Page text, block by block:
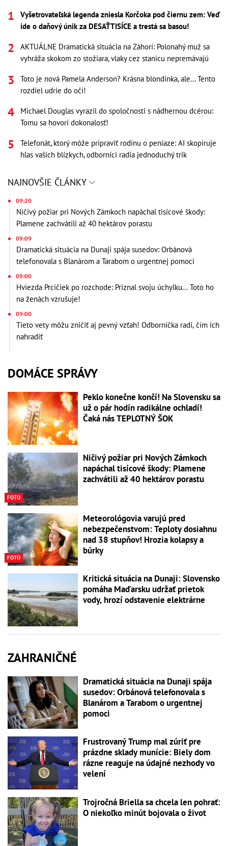
Vyšetrovateľská legenda zniesla Korčoka pod čiernu zem: Veď
ide o daňový únik za DESAŤTISÍCE a trestá sa basou!
AKTUÁLNE Dramatická situácia na Záhorí: Polonahý muž sa
vyhráža skokom zo stožiara, vlaky cez stanicu nepremávajú
Toto je nová Pamela Anderson? Krásna blondínka, ale... Tento
rozdiel udrie do očí!
Michael Douglas vyrazil do spoločnosti s nádhernou dcérou:
Tomu sa hovorí dokonalosť!
Telefonát, ktorý môže pripraviť rodinu o peniaze: AI skopíruje
hlas vašich blízkych, odborníci radia jednoduchý trik
NAJNOVŠIE ČLÁNKY
09:20
Ničivý požiar pri Nových Zámkoch napáchal tisícové škody:
Plamene zachvátili až 40 hektárov porastu
09:09
Dramatická situácia na Dunaji spája susedov: Orbánová
telefonovala s Blanárom a Tarabom o urgentnej pomoci
09:00
Hviezda Prcičiek po rozchode: Priznal svoju úchylku... Toto ho
na ženách vzrušuje!
09:00
Tieto vety môžu zničiť aj pevný vzťah! Odborníčka radí, čím ich
nahradiť
DOMÁCE SPRÁVY
Peklo konečne končí! Na Slovensku sa
už o pár hodín radikálne ochladí!
Čaká nás TEPLOTNÝ ŠOK
FOTO
Ničivý požiar pri Nových Zámkoch
napáchal tisícové škody: Plamene
zachvátili až 40 hektárov porastu
FOTO
Meteorológovia varujú pred
nebezpečenstvom: Teploty dosiahnu
nad 38 stupňov! Hrozia kolapsy a
búrky
Kritická situácia na Dunaji: Slovensko
pomáha Maďarsku udržať prietok
vody, hrozí odstavenie elektrárne
ZAHRANIČNÉ
Dramatická situácia na Dunaji spája
susedov: Orbánová telefonovala s
Blanárom a Tarabom o urgentnej
pomoci
Frustrovaný Trump mal zúriť pre
prázdne sklady munície: Biely dom
rázne reaguje na údajné nezhody vo
velení
Trojročná Briella sa chcela len pohrať:
O niekoľko minút bojovala o život